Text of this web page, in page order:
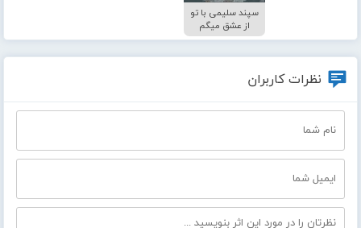
سپند سلیمی با تو
از عشق میگم
نظرات کاربران